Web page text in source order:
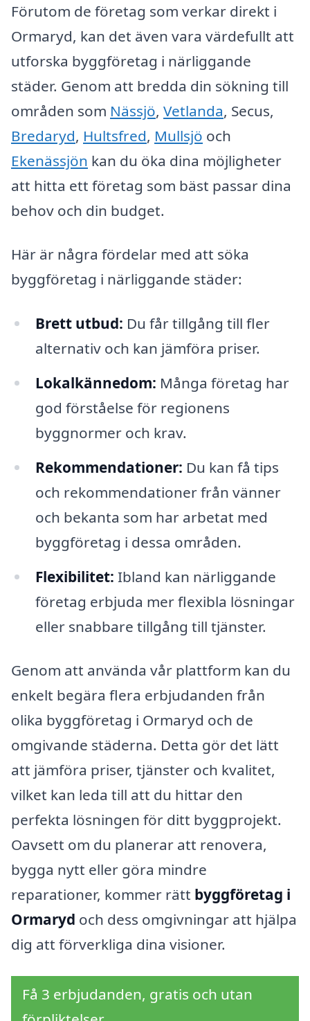
Förutom de företag som verkar direkt i
Ormaryd, kan det även vara värdefullt att
utforska byggföretag i närliggande
städer. Genom att bredda din sökning till
områden som Nässjö, Vetlanda, Secus,
Bredaryd, Hultsfred, Mullsjö och
Ekenässjön kan du öka dina möjligheter
att hitta ett företag som bäst passar dina
behov och din budget.
Här är några fördelar med att söka
byggföretag i närliggande städer:
Brett utbud: Du får tillgång till fler
alternativ och kan jämföra priser.
Lokalkännedom: Många företag har
god förståelse för regionens
byggnormer och krav.
Rekommendationer: Du kan få tips
och rekommendationer från vänner
och bekanta som har arbetat med
byggföretag i dessa områden.
Flexibilitet: Ibland kan närliggande
företag erbjuda mer flexibla lösningar
eller snabbare tillgång till tjänster.
Genom att använda vår plattform kan du
enkelt begära flera erbjudanden från
olika byggföretag i Ormaryd och de
omgivande städerna. Detta gör det lätt
att jämföra priser, tjänster och kvalitet,
vilket kan leda till att du hittar den
perfekta lösningen för ditt byggprojekt.
Oavsett om du planerar att renovera,
bygga nytt eller göra mindre
reparationer, kommer rätt byggföretag i
Ormaryd och dess omgivningar att hjälpa
dig att förverkliga dina visioner.
Få 3 erbjudanden, gratis och utan